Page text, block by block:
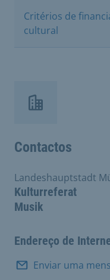
Critérios de
cultural
Contactos
Kulturreferat
Musik
Landeshauptstadt
Endereço de
Enviar uma